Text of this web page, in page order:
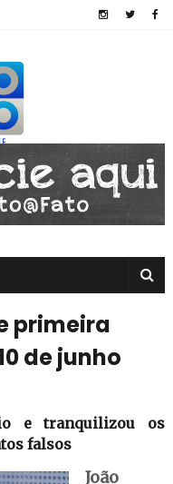
primeira
de junho
e tranquilizou os
falsos
João